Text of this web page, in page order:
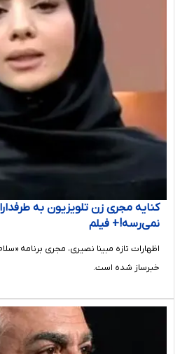
کنایه مجری زن تلویزیون به
نمی‌رسه!+ فیلم
اظهارات تازه مبینا نصیری، مجری برنامه
خبرساز شده است.